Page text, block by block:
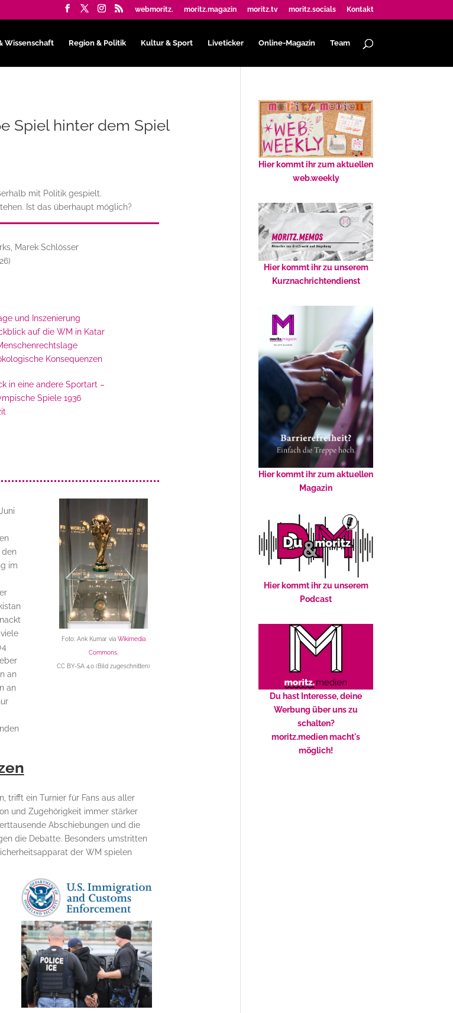
webmoritz. moritz.magazin moritz.tv moritz.socials Kontakt
Wissenschaft Region & Politik Kultur & Sport Liveticker Online-Magazin Team
Spiel hinter dem Spiel
mit Politik gespielt.
Ist das überhaupt möglich?
Marek Schlösser
und Inszenierung
auf die WM in Katar
Konsequenzen
in eine andere Sportart –
Spiele 1936
den
im
an
an
Foto: Ank Kumarvia Wikimedia
Commons,
CC BY-SA 4.0(Bild zugeschnitten)
trifft ein Turnier für Fans aus aller
und Zugehörigkeit immer stärker
Abschiebungen und die
die Debatte. Besonders umstritten
der WM spielen
Hier kommt ihr zum aktuellen
web.weekly
Hier kommt ihr zu unserem
Kurznachrichtendienst
Hier kommt ihr zum aktuellen
Magazin
Hier kommt ihr zu unserem
Podcast
Du hast Interesse, deine
Werbung über uns zu
schalten?
moritz.medien macht's
möglich!